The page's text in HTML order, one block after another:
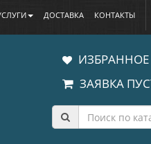
ДОСТАВКА КОНТАКТЫ
ИЗБРАННОЕ
ЗАЯВКА